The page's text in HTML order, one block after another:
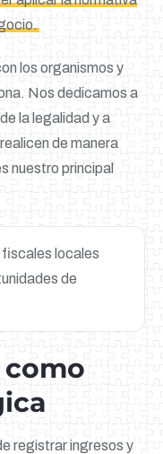
los organismos y
Nos dedicamos a
la legalidad y a
de manera
nuestro principal
locales
de
registrar ingresos y